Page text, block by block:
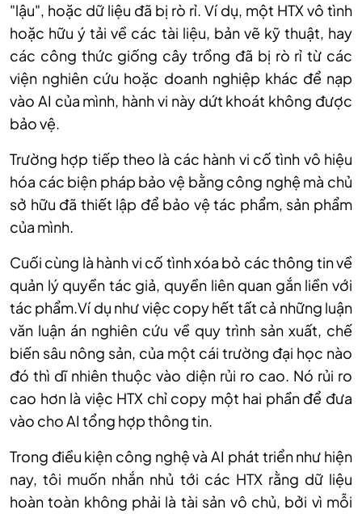
"lậu", hoặc dữ liệu đã bị rò rỉ. Ví dụ, một HTX vô tình
hoặc hữuý tải về các tài liệu, bản vẽ kỹ thuật, hay
các công thức giống cây trồng đã bị rò rỉ từ các
viện nghiên cứu hoặc doanh nghiệp khác để nạp
vào AI của mình, hành vi này dứt khoát không được
bảo vệ.
Trường hợp tiếp theo là các hành vi cố tình vô hiệu
hóa các biện pháp bảo vệ bằng công nghệ mà chủ
sở hữu đã thiết lập để bảo vệ tác phẩm, sản phẩm
của mình.
Cuối cùng là hành vi cố tình xóa bỏ các thông tin về
quản lý quyền tác giả, quyền liên quan gắn liền với
tác phẩm.Ví dụ như việc copy hết tất cả những luận
văn luận án nghiên cứu về quy trình sản xuất, chế
biến sâu nông sản, của một cái trường đại học nào
đó thì dĩ nhiên thuộc vào diện rủi ro cao. Nó rủi ro
cao hơn là việc HTX chỉ copy một hai phần để đưa
vào cho AI tổng hợp thông tin.
Trong điều kiện công nghệ và AI phát triển như hiện
nay, tôi muốn nhắn nhủ tới các HTX rằng dữ liệu
hoàn toàn không phải là tài sản vô chủ, bởi vì mỗi